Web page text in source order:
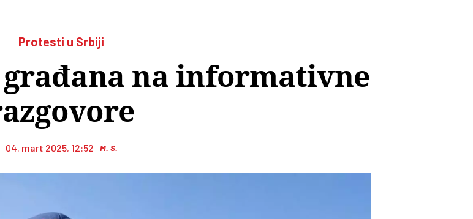
Protesti u Srbiji
na informativne
04. mart 2025, 12:52 M. S.